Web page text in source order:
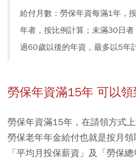
給付月數：勞保年資每滿1年，
年者，按比例計算；未滿30日
過60歲以後的年資，最多以5年計
勞保年資滿15年 可以
勞保年資滿15年，在請領方式
勞保老年年金給付也就是按月
「平均月投保薪資」及「勞保總